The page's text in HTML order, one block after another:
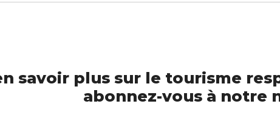
savoir plus sur le tourisme
abonnez-vous à notre